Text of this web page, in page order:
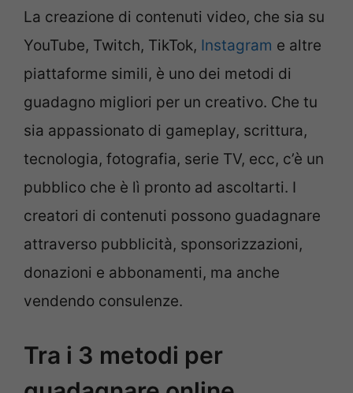
La creazione di contenuti video, che sia su
YouTube, Twitch, TikTok, Instagram e altre
piattaforme simili, è uno dei metodi di
guadagno migliori per un creativo. Che tu
sia appassionato di gameplay, scrittura,
tecnologia, fotografia, serie TV, ecc, c’è un
pubblico che è lì pronto ad ascoltarti. I
creatori di contenuti possono guadagnare
attraverso pubblicità, sponsorizzazioni,
donazioni e abbonamenti, ma anche
vendendo consulenze.
Tra i 3 metodi per